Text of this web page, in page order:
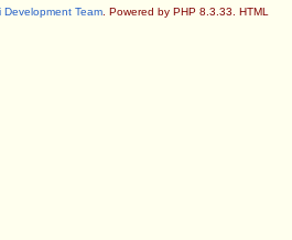
Development Team. Powered by PHP 8.3.33. HTML